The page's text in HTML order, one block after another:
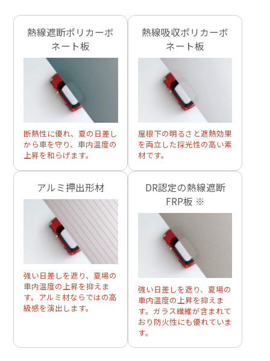
熱線遮断ポリカーボ
ネート板
断熱性に優れ、夏の日差し
から車を守り、車内温度の
上昇を和らげます。
熱線吸収ポリカーボ
ネート板
屋根下の明るさと遮熱効果
を両立した採光性の高い素
材です。
アルミ押出形材
強い日差しを遮り、夏場の
車内温度の上昇を抑えま
す。アルミ材ならではの高
級感を演出します。
DR認定の熱線遮断
FRP板 ※
強い日差しを遮り、夏場の
車内温度の上昇を抑えま
す。ガラス繊維が含まれて
おり防火性にも優れていま
す。